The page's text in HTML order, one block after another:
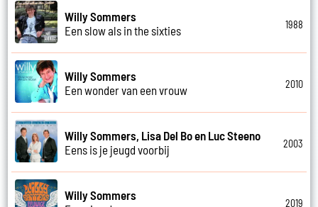
Willy Sommers
Een slow als in the sixties
1988
Willy Sommers
Een wonder van een vrouw
2010
Willy Sommers, Lisa Del Bo en Luc Steeno
Eens is je jeugd voorbij
2003
Willy Sommers
2019